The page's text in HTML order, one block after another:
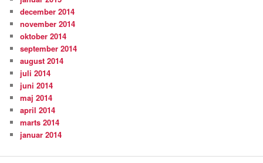
december 2014
november 2014
oktober 2014
september 2014
august 2014
juli 2014
juni 2014
maj 2014
april 2014
marts 2014
januar 2014